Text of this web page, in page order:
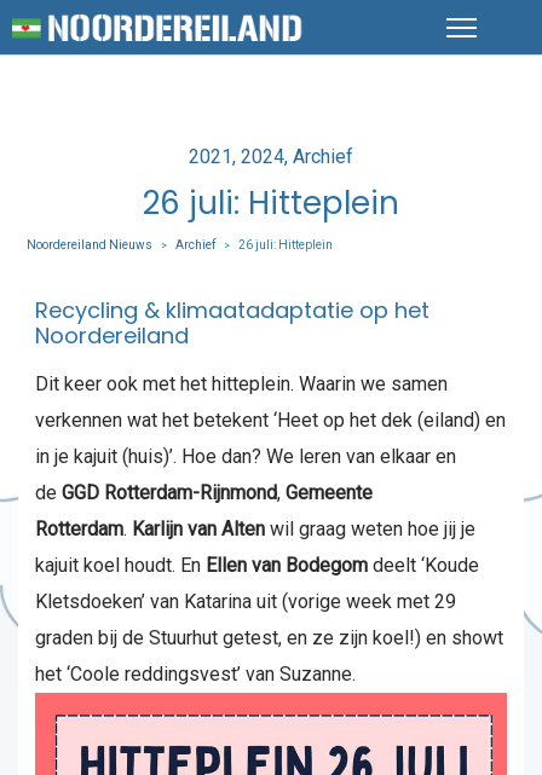
Posted
in
2021 2024 Archief
26 juli: Hitteplein
Noordereiland Nieuws > Archief > 26 juli: Hitteplein
Recycling & klimaatadaptatie op het
Noordereiland
Dit keer ook met het hitteplein. Waarin we samen
verkennen wat het betekent ‘Heet op het dek (eiland) en
in je kajuit (huis)’. Hoe dan? We leren van elkaar en
de GGD Rotterdam-Rijnmond, Gemeente
Rotterdam. Karlijn van Alten wil graag weten hoe jij je
kajuit koel houdt. En Ellen van Bodegom deelt ‘Koude
Kletsdoeken’ van Katarina uit (vorige week met 29
graden bij de Stuurhut getest, en ze zijn koel!) en showt
het ‘Coole reddingsvest’ van Suzanne.